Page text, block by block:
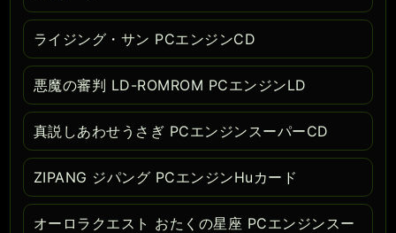
ライジング・サン PCエンジンCD
悪魔の審判 LD-ROMROM PCエンジンLD
真説しあわせうさぎ PCエンジンスーパーCD
ZIPANG ジパング PCエンジンHuカード
オーロラクエスト おたくの星座 PCエンジンスー